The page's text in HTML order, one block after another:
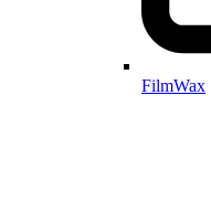
FilmWax